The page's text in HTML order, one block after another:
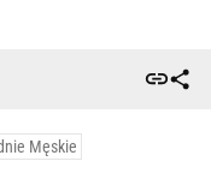
Męskie